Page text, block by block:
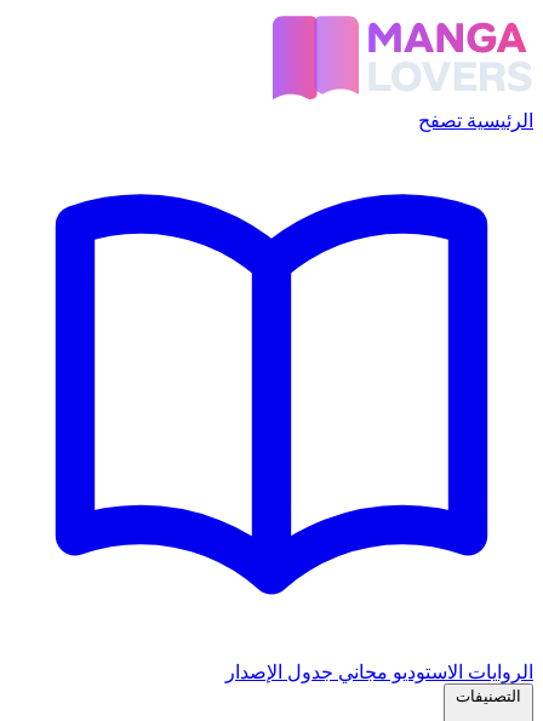
الرئيسية تصفح
الروايات الاستوديو مجاني جدول الإصدار
التصنيفات